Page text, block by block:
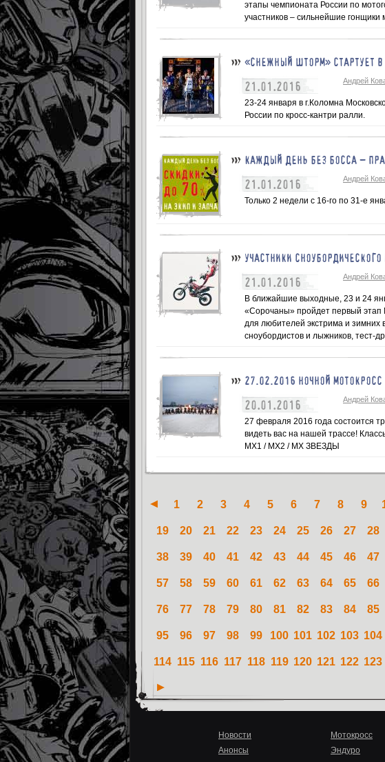
этапы чемпионата России по
участников – сильнейшие гонщики
«СНЕЖНЫЙ ШТОРМ» СТАРТУЕТ
21.01.2016 Андрей
23-24 января в г.Коломна
России по кросс-кантри ралли.
КАЖДЫЙ ДЕНЬ БЕЗ БОССА –
21.01.2016 Андрей
Только 2 недели с 16-го по 31-е
УЧАСТНИКИ СНОУБОРДИЧЕСКОГО
21.01.2016 Андрей
В ближайшие выходные, 23 и 24
«Сорочаны» пройдет первый
для любителей экстрима и зимних
сноубордистов и лыжников, тест-
27.02.2016 НОЧНОЙ МОТОКРОСС
20.01.2016 Андрей
27 февраля 2016 года состоится
видеть вас на нашей трассе!
MX1 / MX2 / MX ЗВЕЗДЫ
1 2 3 4 5 6 7 8 9
19 20 21 22 23 24 25 26 27 28
38 39 40 41 42 43 44 45 46 47
57 58 59 60 61 62 63 64 65 66
76 77 78 79 80 81 82 83 84 85
95 96 97 98 99 100 101 102 103 104
114 115 116 117 118 119 120 121 122 123
Новости
Анонсы
Мотокросс
Эндуро